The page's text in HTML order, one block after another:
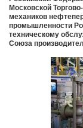
Московской
механиков
промышленности
техническому
Союза